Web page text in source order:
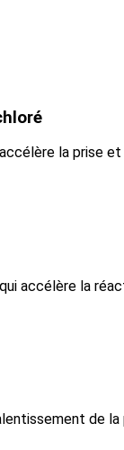
la prise
accélère la
de